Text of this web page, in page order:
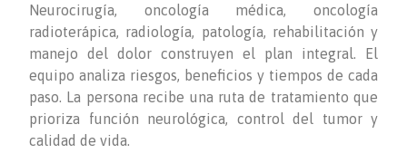
Neurocirugía, oncología médica, oncología
radioterápica, radiología, patología, rehabilitación y
manejo del dolor construyen el plan integral. El
equipo analiza riesgos, beneficios y tiempos de cada
paso. La persona recibe una ruta de tratamiento que
prioriza función neurológica, control del tumor y
calidad de vida.